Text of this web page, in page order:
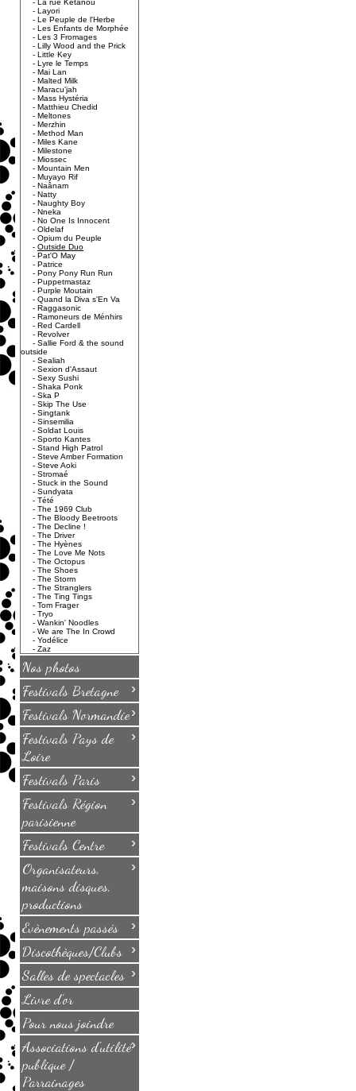
- La rue Kétanou
- Layori
- Le Peuple de l'Herbe
- Les Enfants de Morphée
- Les 3 Fromages
- Lilly Wood and the Prick
- Little Key
- Lyre le Temps
- Mai Lan
- Malted Milk
- Maracu'jah
- Mass Hystéria
- Matthieu Chedid
- Meltones
- Merzhin
- Method Man
- Miles Kane
- Milestone
- Miossec
- Mountain Men
- Muyayo Rif
- Naânam
- Natty
- Naughty Boy
- Nneka
- No One Is Innocent
- Oldelaf
- Opium du Peuple
- Outside Duo
- Pat'O May
- Patrice
- Pony Pony Run Run
- Puppetmastaz
- Purple Moutain
- Quand la Diva s'En Va
- Raggasonic
- Ramoneurs de Ménhirs
- Red Cardell
- Revolver
- Sallie Ford & the sound
outside
- Sealiah
- Sexion d'Assaut
- Sexy Sushi
- Shaka Ponk
- Ska P
- Skip The Use
- Singtank
- Sinsemilia
- Soldat Louis
- Sporto Kantes
- Stand High Patrol
- Steve Amber Formation
- Steve Aoki
- Stromaé
- Stuck in the Sound
- Sundyata
- Tété
- The 1969 Club
- The Bloody Beetroots
- The Decline !
- The Driver
- The Hyènes
- The Love Me Nots
- The Octopus
- The Shoes
- The Storm
- The Stranglers
- The Ting Tings
- Tom Frager
- Tryo
- Wankin' Noodles
- We are The In Crowd
- Yodélice
- Zaz
Nos photos
Festivals Bretagne
›
Festivals Normandie›
Festivals Pays de
Loire
›
Festivals Paris ›
Festivals Région
parisienne
›
Festivals Centre ›
Organisateurs,
maisons disques,
productions
›
Evènements passés ›
Discothèques/Clubs ›
Salles de spectacles ›
Livre d'or
Pour nous joindre
Associations d'utilité
publique /
Parrainages
›